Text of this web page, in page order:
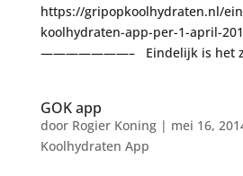
https://gripopkoolhydraten.nl/
koolhydraten-app-per-1-april-
———————– Eindelijk is het
GOK app
door Rogier Koning| mei 16,
Koolhydraten App